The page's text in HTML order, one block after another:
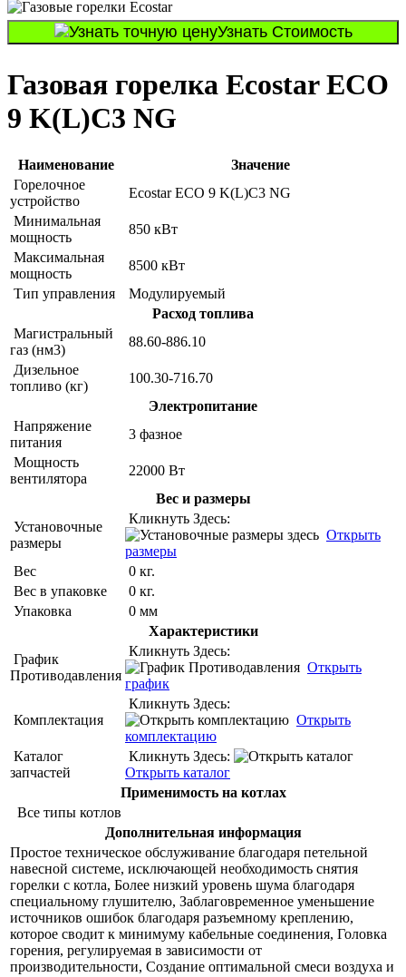
Узнать Стоимость
Газовая горелка Ecostar ECO
9 K(L)C3 NG
Наименование
Значение
Горелочное
устройство
Ecostar ECO 9 K(L)C3 NG
Минимальная
мощность
850 кВт
Максимальная
мощность
8500 кВт
Тип управления
Модулируемый
Расход топлива
Магистральный
газ (нм3)
88.60-886.10
Дизельное
топливо (кг)
100.30-716.70
Электропитание
Напряжение
питания
3 фазное
Мощность
вентилятора
22000 Вт
Вес и размеры
Установочные
размеры
Кликнуть Здесь:
Открыть
размеры
Вес
0 кг.
Вес в упаковке
0 кг.
Упаковка
0 мм
Характеристики
График
Противодавления
Кликнуть Здесь:
Открыть
график
Комплектация
Кликнуть Здесь:
Открыть
комплектацию
Каталог
запчастей
Кликнуть Здесь:
Открыть каталог
Применимость на котлах
Все типы котлов
Дополнительная информация
Простое техническое обслуживание благодаря петельной
навесной системе, исключающей необходимость снятия
горелки с котла, Более низкий уровень шума благодаря
специальному глушителю, Заблаговременное уменьшение
источников ошибок благодаря разъемному креплению,
которое сводит к минимуму кабельные соединения, Головка
горения, регулируемая в зависимости от
производительности, Создание оптимальной смеси воздуха и